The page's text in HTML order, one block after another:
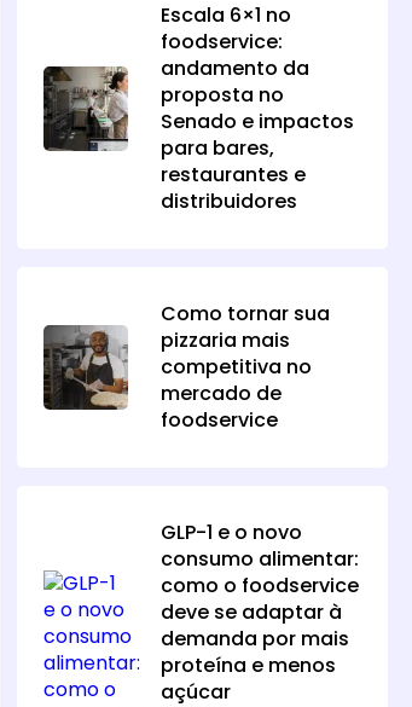
Escala 6×1 no
foodservice:
andamento da
proposta no
Senado e impactos
para bares,
restaurantes e
distribuidores
Como tornar sua
pizzaria mais
competitiva no
mercado de
foodservice
GLP-1 e o novo
consumo alimentar:
como o foodservice
deve se adaptar à
demanda por mais
proteína e menos
açúcar